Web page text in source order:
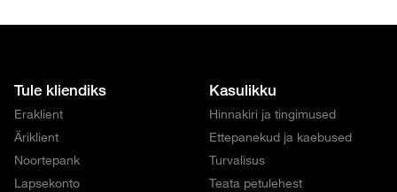
Tule kliendiks
Eraklient
Äriklient
Noortepank
Lapsekonto
Kasulikku
Hinnakiri ja tingimused
Ettepanekud ja kaebused
Turvalisus
Teata petulehest